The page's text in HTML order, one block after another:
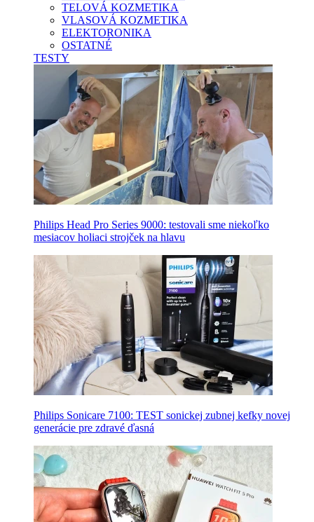
TELOVÁ KOZMETIKA
VLASOVÁ KOZMETIKA
ELEKTORONIKA
OSTATNÉ
TESTY
Philips Head Pro Series 9000: testovali sme niekoľko
mesiacov holiaci strojček na hlavu
Philips Sonicare 7100: TEST sonickej zubnej kefky novej
generácie pre zdravé ďasná